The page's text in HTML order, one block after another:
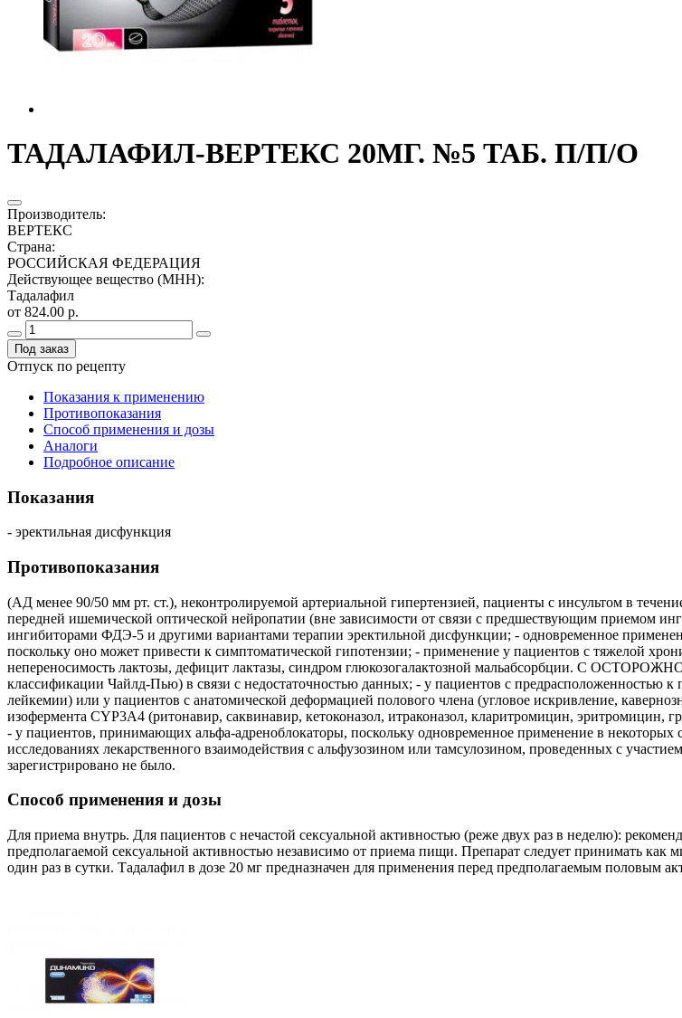
ТАДАЛАФИЛ-ВЕРТЕКС 20МГ. №5 ТАБ. П/П/О
Производитель:
ВЕРТЕКС
Страна:
РОССИЙСКАЯ ФЕДЕРАЦИЯ
Действующее вещество (МНН):
Тадалафил
от 824.00 р.
Под заказ
Отпуск по рецепту
Показания к применению
Противопоказания
Способ применения и дозы
Аналоги
Подробное описание
Показания
- эректильная дисфункция
Противопоказания
(АД менее 90/50 мм рт. ст.), неконтролируемой артериальной гипертензией, пациенты с инсультом в
передней ишемической оптической нейропатии (вне зависимости от связи с предшествующим приемом
ингибиторами ФДЭ-5 и другими вариантами терапии эректильной дисфункции; - одновременное
поскольку оно может привести к симптоматической гипотензии; - применение у пациентов с тяжелой
непереносимость лактозы, дефицит лактазы, синдром глюкозогалактозной мальабсорбции. С
классификации Чайлд-Пью) в связи с недостаточностью данных; - у пациентов с предрасположенностью
лейкемии) или у пациентов с анатомической деформацией полового члена (угловое искривление,
изофермента CYP3А4 (ритонавир, саквинавир, кетоконазол, итраконазол, кларитромицин, эритромицин,
- у пациентов, принимающих альфа-адреноблокаторы, поскольку одновременное применение в некоторых
исследованиях лекарственного взаимодействия с альфузозином или тамсулозином, проведенных с
зарегистрировано не было.
Способ применения и дозы
Для приема внутрь. Для пациентов с нечастой сексуальной активностью (реже двух раз в неделю):
предполагаемой сексуальной активностью независимо от приема пищи. Препарат следует принимать
один раз в сутки. Тадалафил в дозе 20 мг предназначен для применения перед предполагаемым половым